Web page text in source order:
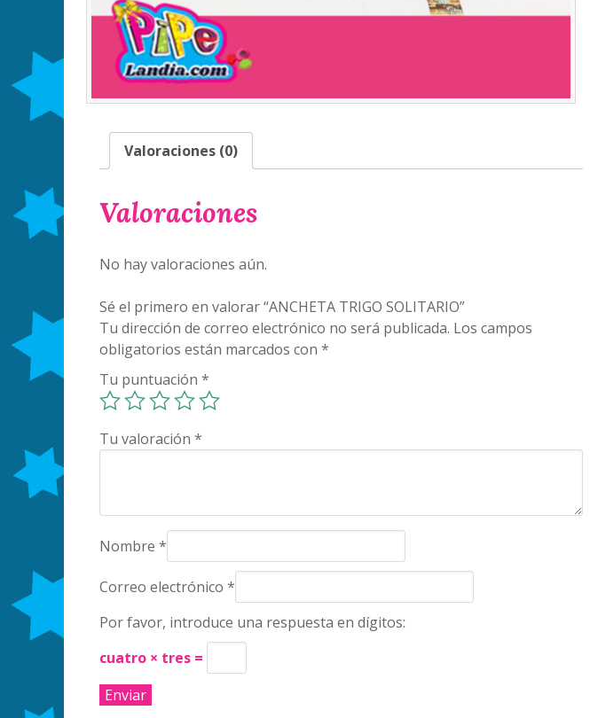
Valoraciones (0)
Valoraciones
No hay valoraciones aún.
Sé el primero en valorar “ANCHETA TRIGO SOLITARIO”
Tu dirección de correo electrónico no será publicada. Los campos
obligatorios están marcados con *
Tu puntuación *
Tu valoración *
Nombre *
Correo electrónico *
Por favor, introduce una respuesta en dígitos:
cuatro × tres =